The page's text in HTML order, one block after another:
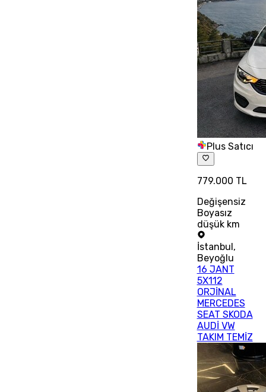
Plus Satıcı
779.000 TL
Değişensiz
Boyasız
düşük km
İstanbul,
Beyoğlu
16 JANT
5X112
ORJİNAL
MERCEDES
SEAT SKODA
AUDİ VW
TAKIM TEMİZ